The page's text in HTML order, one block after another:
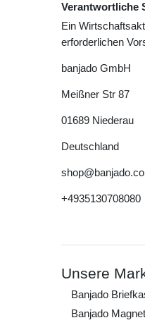
Verantwortliche
Ein
erforderlichen
banjado GmbH
Meißner Str 87
01689 Niederau
Deutschland
+4935130708080
Unsere
Banjado
Banjado